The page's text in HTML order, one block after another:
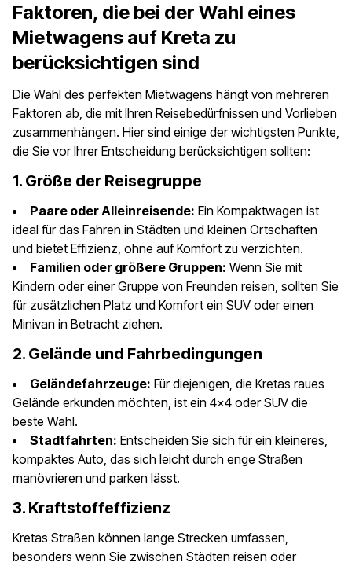
Faktoren, die bei der Wahl eines
Mietwagens auf Kreta zu
berücksichtigen sind
Die Wahl des perfekten Mietwagens hängt von mehreren
Faktoren ab, die mit Ihren Reisebedürfnissen und Vorlieben
zusammenhängen. Hier sind einige der wichtigsten Punkte,
die Sie vor Ihrer Entscheidung berücksichtigen sollten:
1. Größe der Reisegruppe
Paare oder Alleinreisende: Ein Kompaktwagen ist
ideal für das Fahren in Städten und kleinen Ortschaften
und bietet Effizienz, ohne auf Komfort zu verzichten.
Familien oder größere Gruppen: Wenn Sie mit
Kindern oder einer Gruppe von Freunden reisen, sollten Sie
für zusätzlichen Platz und Komfort ein SUV oder einen
Minivan in Betracht ziehen.
2. Gelände und Fahrbedingungen
Geländefahrzeuge: Für diejenigen, die Kretas raues
Gelände erkunden möchten, ist ein 4x4 oder SUV die
beste Wahl.
Stadtfahrten: Entscheiden Sie sich für ein kleineres,
kompaktes Auto, das sich leicht durch enge Straßen
manövrieren und parken lässt.
3. Kraftstoffeffizienz
Kretas Straßen können lange Strecken umfassen,
besonders wenn Sie zwischen Städten reisen oder